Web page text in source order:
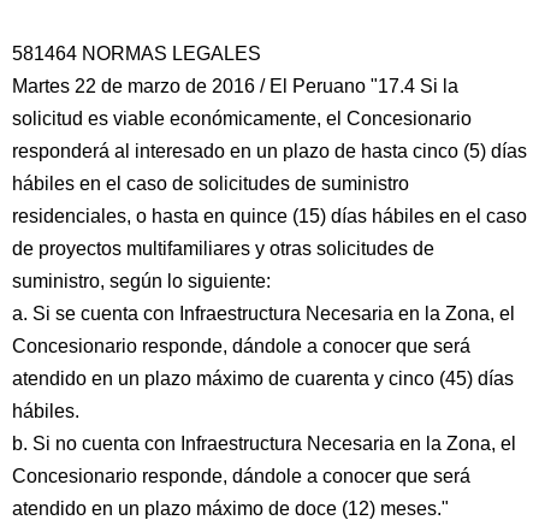
581464 NORMAS LEGALES
Martes 22 de marzo de 2016 / El Peruano "17.4 Si la
solicitud es viable económicamente, el Concesionario
responderá al interesado en un plazo de hasta cinco (5) días
hábiles en el caso de solicitudes de suministro
residenciales, o hasta en quince (15) días hábiles en el caso
de proyectos multifamiliares y otras solicitudes de
suministro, según lo siguiente:
a. Si se cuenta con Infraestructura Necesaria en la Zona, el
Concesionario responde, dándole a conocer que será
atendido en un plazo máximo de cuarenta y cinco (45) días
hábiles.
b. Si no cuenta con Infraestructura Necesaria en la Zona, el
Concesionario responde, dándole a conocer que será
atendido en un plazo máximo de doce (12) meses."